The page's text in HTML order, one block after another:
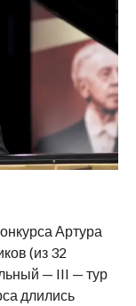
Артура
(из 32
— III — тур
длились